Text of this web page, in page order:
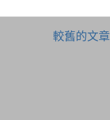
較舊的文章